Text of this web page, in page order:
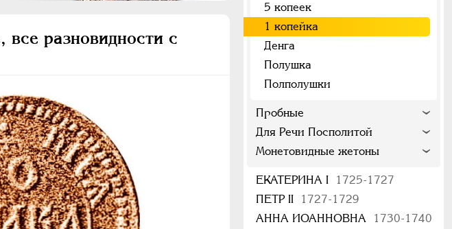
разновидности с
5 копеек
1 копейка
Денга
Полушка
Полполушки
Пробные
Для Речи Посполитой
Монетовидные жетоны
ЕКАТЕРИНА I
1725-1727
ПЕТР II
1727-1729
АННА ИОАННОВНА
1730-1740